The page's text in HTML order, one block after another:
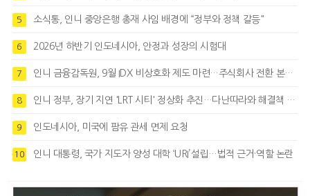
5 소식통, 인니 중앙은행 총재 사임 배경에 “정부와 정책 갈등"
6 2026년 하반기 인도네시아, 안정과 성장의 시험대
7 인니 금융감독원, 9월 IDX 비상호화 제도 마련…주식회사 전환 본격화
8 인니 정부, 장기 지연 'LRT 시티' 정상화 추진…다난따라와 해결책 모색
9 인도네시아, 미국에 팜유 관세 면제 요청
10 인니 대통령, 국가 지도자 양성 대학 ‘URI’설립…법적 근거·역할 논란